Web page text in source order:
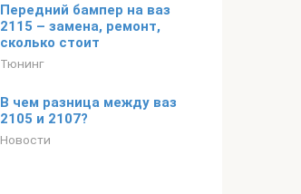
Передний бампер на ваз
2115 – замена, ремонт,
сколько стоит
Тюнинг
В чем разница между ваз
2105 и 2107?
Новости